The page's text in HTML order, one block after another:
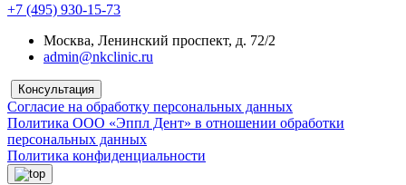
+7 (495) 930-15-73
Москва, Ленинский проспект, д. 72/2
admin@nkclinic.ru
Консультация
Согласие на обработку персональных данных
Политика ООО «Эппл Дент» в отношении обработки
персональных данных
Политика конфиденциальности